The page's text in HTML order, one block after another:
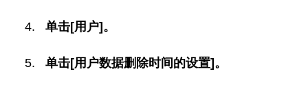
单击[用户]。
单击[用户数据删除时间的设置]。